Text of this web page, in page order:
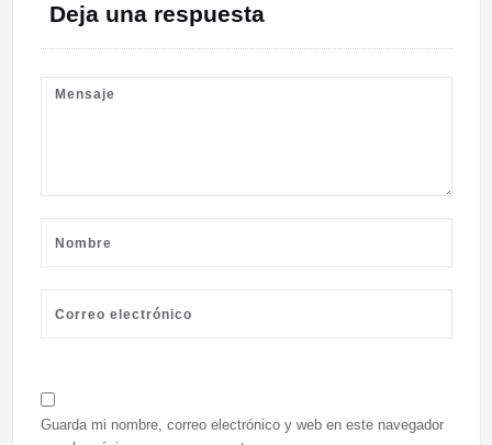
Deja una respuesta
Guarda mi nombre, correo electrónico y web en este navegador